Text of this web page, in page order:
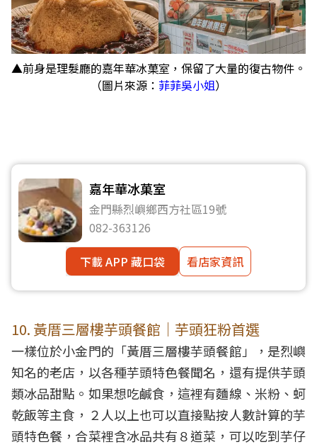
▲前身是理髮廳的嘉年華冰菓室，保留了大量的復古物件。
（圖片來源： 菲菲吳小姐）
嘉年華冰菓室
金門縣烈嶼鄉西方社區19號
082-363126
下載 APP 藏口袋
看店家資訊
10. 黃厝三層樓芋頭餐館｜芋頭狂粉首選
一樣位於小金門的「黃厝三層樓芋頭餐館」，是烈嶼
知名的老店，以各種芋頭特色餐聞名，還有提供芋頭
類冰品甜點。如果想吃鹹食，這裡有麵線、米粉、蚵
乾飯等主食，２人以上也可以直接點按人數計算的芋
頭特色餐，合菜裡含冰品共有８道菜，可以吃到芋仔